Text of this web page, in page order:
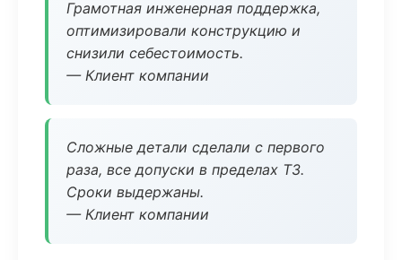
Грамотная инженерная поддержка,
оптимизировали конструкцию и
снизили себестоимость.
— Клиент компании
Сложные детали сделали с первого
раза, все допуски в пределах ТЗ.
Сроки выдержаны.
— Клиент компании